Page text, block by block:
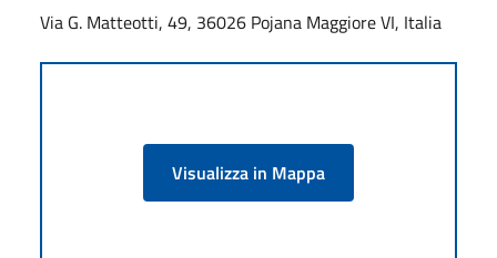
Via G. Matteotti, 49, 36026 Pojana Maggiore VI, Italia
Visualizza in Mappa